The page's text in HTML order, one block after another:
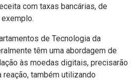
com taxas bancárias, de
de Tecnologia da
têm uma abordagem de
às moedas digitais, precisarão
reação, também utilizando